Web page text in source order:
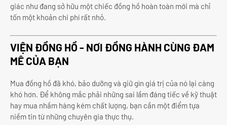
giác như đang sở hữu một chiếc đồng hồ hoàn toàn mới mà chỉ
tốn một khoản chi phí rất nhỏ.
VIỆN ĐỒNG HỒ - NƠI ĐỒNG HÀNH CÙNG ĐAM
MÊ CỦA BẠN
Mua đồng hồ đã khó, bảo dưỡng và giữ gìn giá trị của nó lại càng
khó hơn. Để không mắc phải những sai lầm đáng tiếc về kỹ thuật
hay mua nhầm hàng kém chất lượng, bạn cần một điểm tựa
niềm tin từ những chuyên gia thực thụ.